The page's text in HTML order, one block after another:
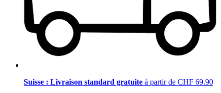
Suisse : Livraison standard gratuite à partir de CHF 69.90